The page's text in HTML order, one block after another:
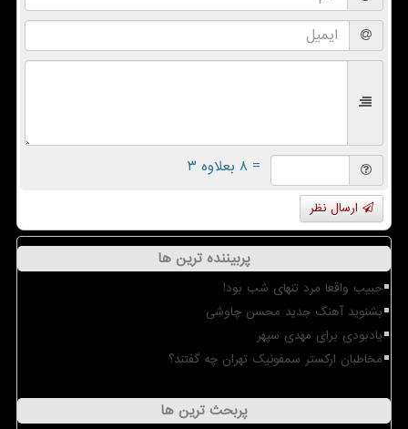
= ۸ بعلاوه ۳
ارسال نظر
پربیننده ترین ها
حبیب واقعا مرد تنهای شب بود!
بشنوید آهنگ جدید محسن چاوشی
یادبودی برای مهدی سپهر
مخاطبان ارکستر سمفونیک تهران چه گفتند؟
پربحث ترین ها